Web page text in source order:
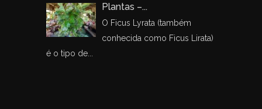
Plantas –...
O Ficus Lyrata (também
conhecida como Ficus Lirata)
é o tipo de...